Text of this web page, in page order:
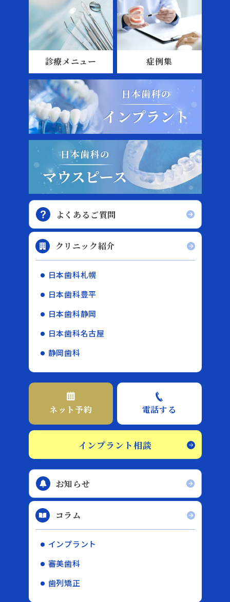
診療メニュー 症例集
よくあるご質問
クリニック紹介
日本歯科札幌
日本歯科豊平
日本歯科静岡
日本歯科名古屋
静岡歯科
ネット予約 電話する
インプラント相談
お知らせ
コラム
インプラント
審美歯科
歯列矯正